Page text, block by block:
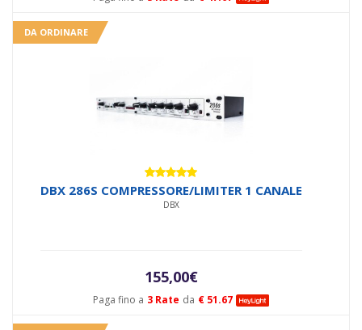
DA ORDINARE
Paga fino a 3 Rate da € 51.67
Valutato
5.00su 5
DBX 286S COMPRESSORE/LIMITER 1 CANALE
DBX
155,00€